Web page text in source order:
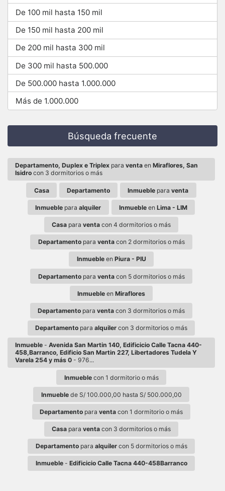
De 100 mil hasta 150 mil
De 150 mil hasta 200 mil
De 200 mil hasta 300 mil
De 300 mil hasta 500.000
De 500.000 hasta 1.000.000
Más de 1.000.000
Búsqueda frecuente
Departamento, Duplex e Triplex paraventa enMiraflores, San
Isidro con 3 dormitorios o más
Casa Departamento Inmueble paraventa
Inmueble paraalquiler Inmuebleen Lima - LIM
Casa para venta con 4 dormitorios o más
Departamentopara ventacon 2 dormitorios o más
Inmuebleen Piura - PIU
Departamentopara ventacon 5 dormitorios o más
Inmueble en Miraflores
Departamento para venta con 3 dormitorios o más
Departamento para alquiler con 3 dormitorios o más
Inmueble -Avenida San Martin 140, Edificicio Calle Tacna 440-
458,Barranco, Edificio San Martin 227, Libertadores Tudela Y
Varela 254 y más 0 - 976...
Inmueblecon 1 dormitorio o más
Inmueblede S/ 100.000,00 hasta S/ 500.000,00
Departamento para venta con 1 dormitorio o más
Casa para venta con 3 dormitorios o más
Departamentopara alquilercon 5 dormitorios o más
Inmueble- Edificicio Calle Tacna 440-458Barranco